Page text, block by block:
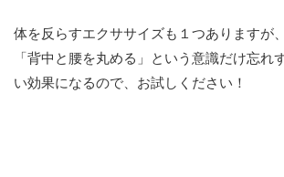
体を反らすエクササイズも１つありますが、
「背中と腰を丸める」という意識だけ忘れ
い効果になるので、お試しください！